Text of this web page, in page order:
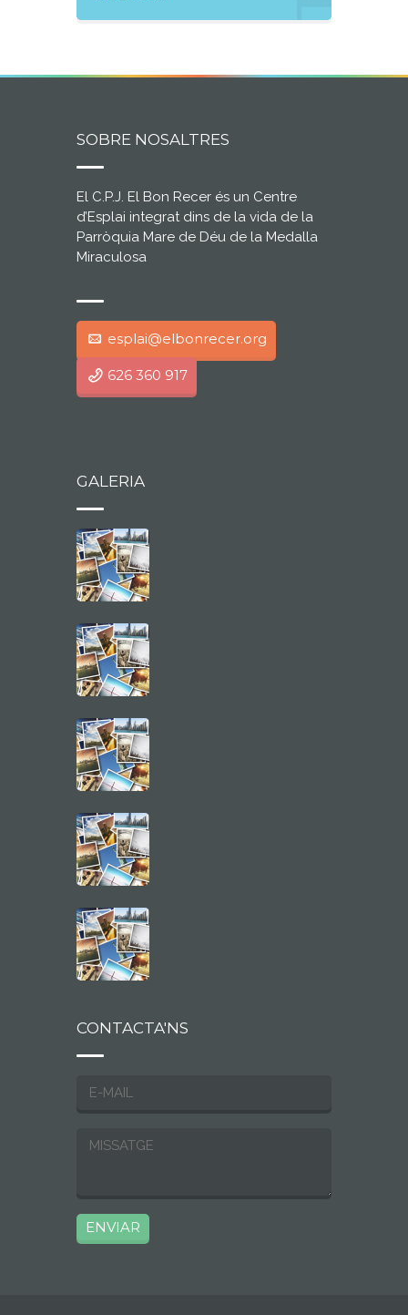
SOBRE NOSALTRES
El C.P.J. El Bon Recer és un Centre
d’Esplai integrat dins de la vida de la
Parròquia Mare de Déu de la Medalla
Miraculosa
esplai@elbonrecer.org
626 360 917
GALERIA
CONTACTA'NS